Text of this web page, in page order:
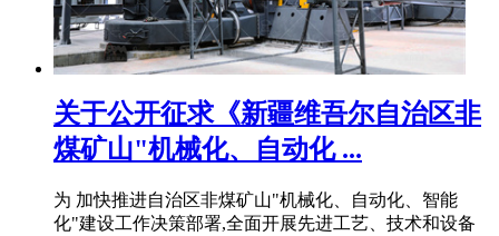
关于公开征求《新疆维吾尔自治区非
煤矿山"机械化、自动化 ...
为 加快推进自治区非煤矿山"机械化、自动化、智能
化"建设工作决策部署,全面开展先进工艺、技术和设备